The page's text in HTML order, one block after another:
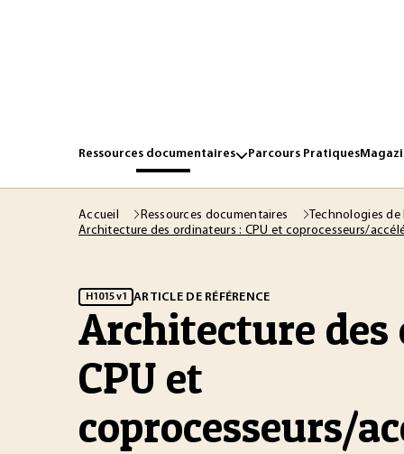
Ressources documentaires Parcours Pratiques
Accueil Ressources documentaires
Technologies
Architecture des ordinateurs : CPU et coprocesseurs/
H1015 v1 ARTICLE DE RÉFÉRENCE
Architecture
CPU et
coprocesseurs/